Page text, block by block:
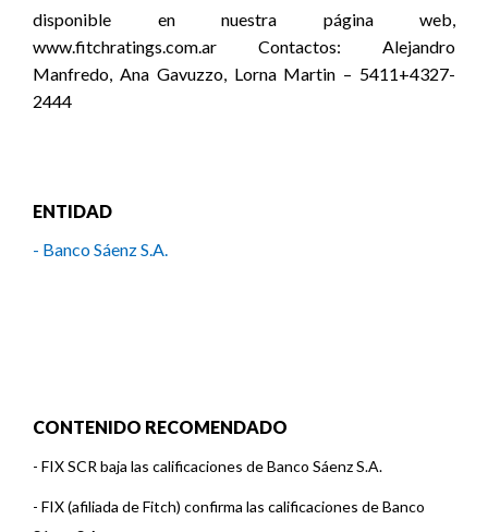
disponible en nuestra página web,
www.fitchratings.com.ar Contactos: Alejandro
Manfredo, Ana Gavuzzo, Lorna Martin – 5411+4327-
2444
ENTIDAD
- Banco Sáenz S.A.
CONTENIDO RECOMENDADO
- FIX SCR baja las calificaciones de Banco Sáenz S.A.
- FIX (afiliada de Fitch) confirma las calificaciones de Banco